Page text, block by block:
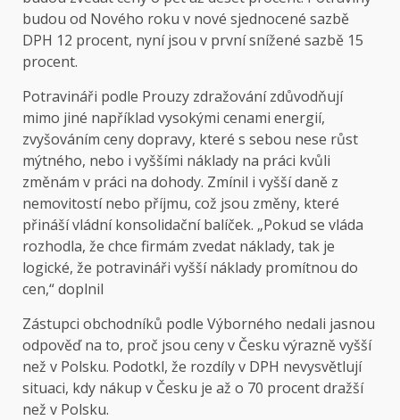
budou od Nového roku v nové sjednocené sazbě
DPH 12 procent, nyní jsou v první snížené sazbě 15
procent.
Potravináři podle Prouzy zdražování zdůvodňují
mimo jiné například vysokými cenami energií,
zvyšováním ceny dopravy, které s sebou nese růst
mýtného, nebo i vyššími náklady na práci kvůli
změnám v práci na dohody. Zmínil i vyšší daně z
nemovitostí nebo příjmu, což jsou změny, které
přináší vládní konsolidační balíček. „Pokud se vláda
rozhodla, že chce firmám zvedat náklady, tak je
logické, že potravináři vyšší náklady promítnou do
cen,“ doplnil
Zástupci obchodníků podle Výborného nedali jasnou
odpověď na to, proč jsou ceny v Česku výrazně vyšší
než v Polsku. Podotkl, že rozdíly v DPH nevysvětlují
situaci, kdy nákup v Česku je až o 70 procent dražší
než v Polsku.